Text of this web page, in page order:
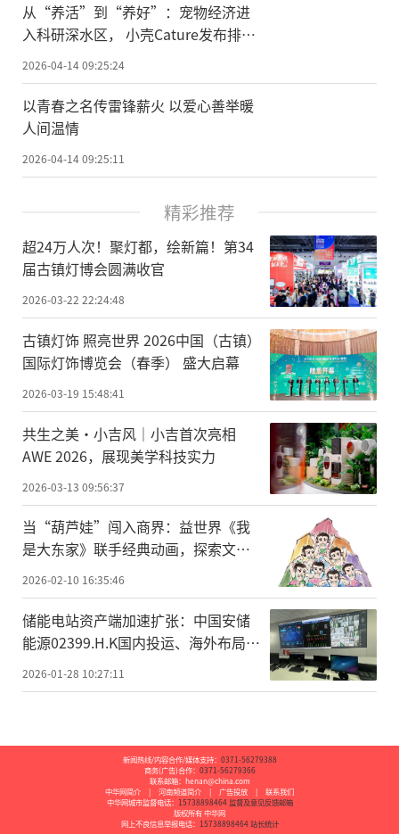
从“养活”到“养好”：宠物经济进
入科研深水区， 小壳Cature发布排毛
纤维首创认证
2026-04-14 09:25:24
以青春之名传雷锋薪火 以爱心善举暖
人间温情
2026-04-14 09:25:11
精彩推荐
超24万人次！聚灯都，绘新篇！第34
届古镇灯博会圆满收官
2026-03-22 22:24:48
古镇灯饰 照亮世界 2026中国（古镇）
国际灯饰博览会（春季） 盛大启幕
2026-03-19 15:48:41
共生之美·小吉风｜小吉首次亮相
AWE 2026，展现美学科技实力
2026-03-13 09:56:37
当“葫芦娃”闯入商界：益世界《我
是大东家》联手经典动画，探索文化
IP联动新范式
2026-02-10 16:35:46
储能电站资产端加速扩张：中国安储
能源02399.H.K国内投运、海外布局同
步推进
2026-01-28 10:27:11
新闻热线/内容合作/媒体支持： 0371-56279388
商务(广告)合作： 0371-56279366
联系邮箱：henan@china.com
中华网简介
| 河南频道简介 | 广告投放 |
联系我们
中华网城市监督电话： 15738898464 监督及意见反馈邮箱
版权所有 中华网
网上不良信息举报电话： 15738898464 站长统计